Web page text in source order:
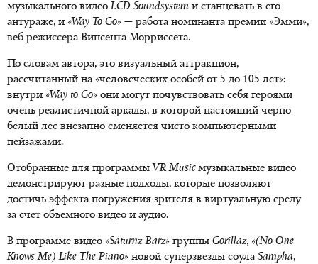
музыкального видеоLCD Soundsystem и станцевать в его
антураже, и «Way To Go» — работа номинанта премии «Эмми»,
веб-режиссера Винсента Морриссета.
По словам автора, это визуальный аттракцион,
рассчитанный на «человеческих особей от 5 до 105 лет»:
внутри «Way to Go» они могут почувствовать себя героями
очень реалистичной аркады, в которой настоящий черно-
белый лес внезапно сменяется чисто компьютерными
пейзажами.
Отобранные для программы VR Musicмузыкальные видео
демонстрируют разные подходы, которые позволяют
достичь эффекта погружения зрителя в виртуальную среду
за счет объемного видео и аудио.
В программе видео «Saturnz Barz» группы Gorillaz, «(No One
Knows Me) Like The Piano» новой суперзвезды соула Sampha,